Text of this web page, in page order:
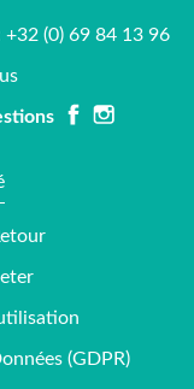
(0) 69 84 13 96
(GDPR)